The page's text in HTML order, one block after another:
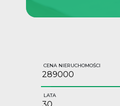
CENA NIERUCHOMOŚCI
LATA